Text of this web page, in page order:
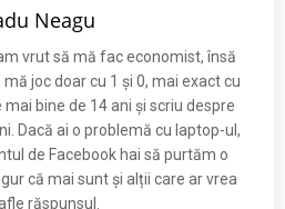
Neagu
vrut să mă fac economist, însă
joc doar cu 1 și 0, mai exact cu
bine de 14 ani și scriu despre
Dacă ai o problemă cu laptop-ul,
de Facebook hai să purtăm o
că mai sunt și alții care ar vrea
răspunsul.